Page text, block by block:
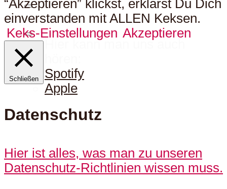
Hier kann man uns auch
Spotify
Apple
“Akzeptieren” klickst, erklärst Du Dich
einverstanden mit ALLEN Keksen.
Keks-Einstellungen Akzeptieren
Schließen
Datenschutz
Hier ist alles, was man zu unseren
Datenschutz-Richtlinien wissen muss.